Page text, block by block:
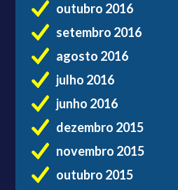
outubro 2016
setembro 2016
agosto 2016
julho 2016
junho 2016
dezembro 2015
novembro 2015
outubro 2015